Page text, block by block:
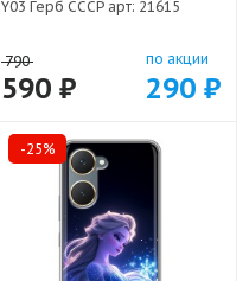
Y03 Герб СССР арт: 21615
790
590 ₽
по акции
290 ₽
-25%